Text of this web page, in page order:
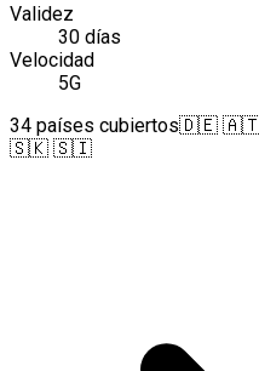
Validez
30 días
Velocidad
5G
34 países cubiertos🇩🇪
🇸🇰 🇸🇮